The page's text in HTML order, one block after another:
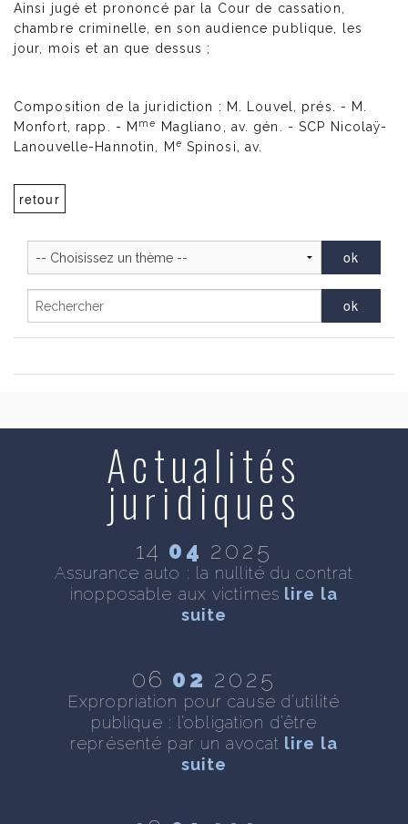
Ainsi jugé et prononcé par la Cour de cassation,
chambre criminelle, en son audience publique, les
jour, mois et an que dessus ;
Composition de la juridiction : M. Louvel, prés. - M.
Monfort, rapp. - M me
Magliano, av. gén. - SCP Nicolaÿ-
Lanouvelle-Hannotin, M e Spinosi, av.
retour
Actualités
juridiques
14 04 2025
Assurance auto : la nullité du contrat
inopposable aux victimes lire la
suite
06 02 2025
Expropriation pour cause d’utilité
publique : l’obligation d’être
représenté par un avocat lire la
suite